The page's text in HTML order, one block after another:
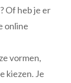
Of heb je er
online
vormen,
kiezen. Je